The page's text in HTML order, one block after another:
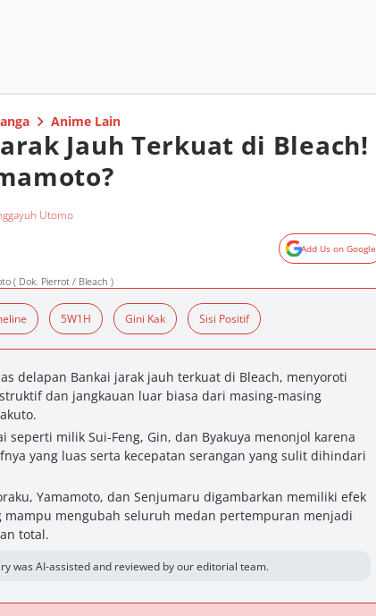
Anime Lain
Jauh Terkuat di Bleach!
Utomo
Add Us on Google
( Dok. Pierrot / Bleach )
5W1H Gini Kak Sisi Positif
delapan Bankai jarak jauh terkuat di Bleach, menyoroti
dan jangkauan luar biasa dari masing-masing
seperti milik Sui-Feng, Gin, dan Byakuya menonjol karena
yang luas serta kecepatan serangan yang sulit dihindari
Yamamoto, dan Senjumaru digambarkan memiliki efek
mampu mengubah seluruh medan pertempuran menjadi
total.
was AI-assisted and reviewed by our editorial team.